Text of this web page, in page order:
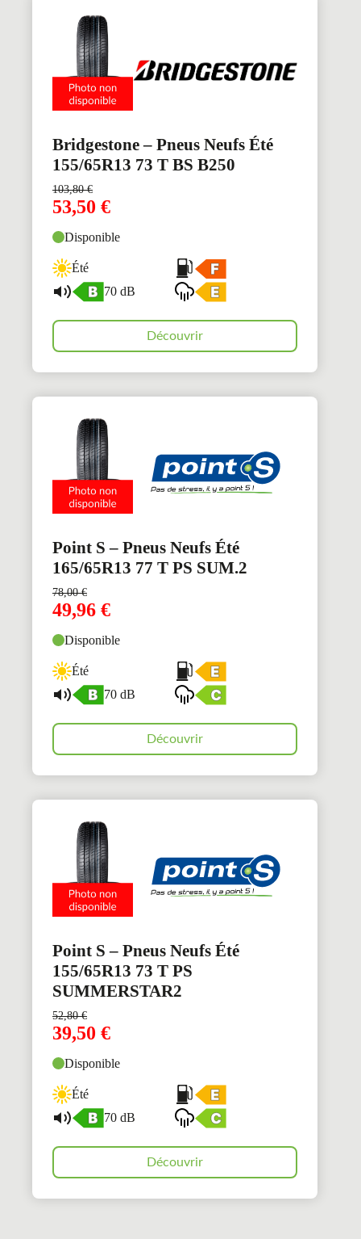
Bridgestone – Pneus Neufs Été
155/65R13 73 T BS B250
103,80€
53,50 €
Disponible
Été
70 dB
Découvrir
Point S – Pneus Neufs Été
165/65R13 77 T PS SUM.2
78,00€
49,96 €
Disponible
Été
70 dB
Découvrir
Point S – Pneus Neufs Été
155/65R13 73 T PS
SUMMERSTAR2
52,80€
39,50 €
Disponible
Été
70 dB
Découvrir